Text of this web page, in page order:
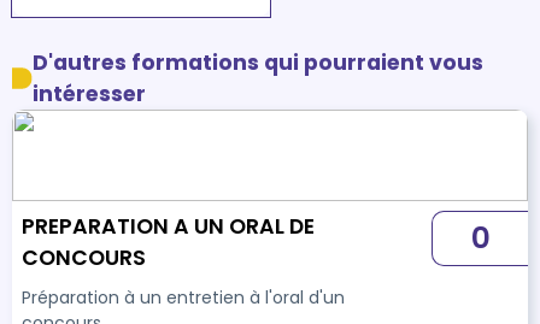
D'autres formations qui pourraient vous
intéresser
PREPARATION A UN ORAL DE
CONCOURS
Préparation à un entretien à l'oral d'un
0